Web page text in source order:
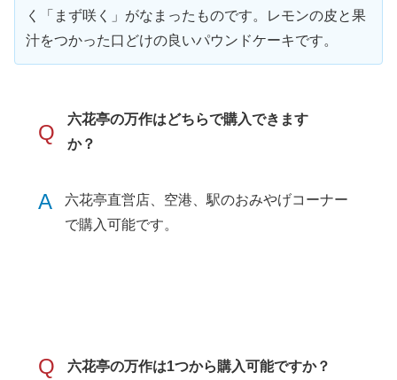
く「まず咲く」がなまったものです。レモンの皮と果
汁をつかった口どけの良いパウンドケーキです。
Q
六花亭の万作はどちらで購入できます
か？
A
六花亭直営店、空港、駅のおみやげコーナー
で購入可能です。
Q 六花亭の万作は1つから購入可能ですか？